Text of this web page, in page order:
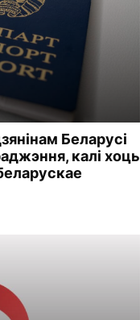
Беларусі
калі хоць